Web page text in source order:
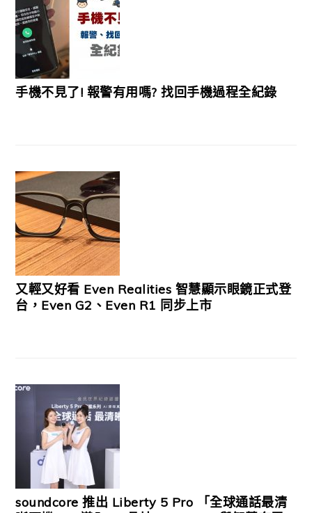
手機不見了! 報警有用嗎? 找回手機過程全紀錄
又輕又好看 Even Realities 智慧顯示眼鏡正式登
台，Even G2、Even R1 同步上市
soundcore 推出 Liberty 5 Pro 「全球通話最清